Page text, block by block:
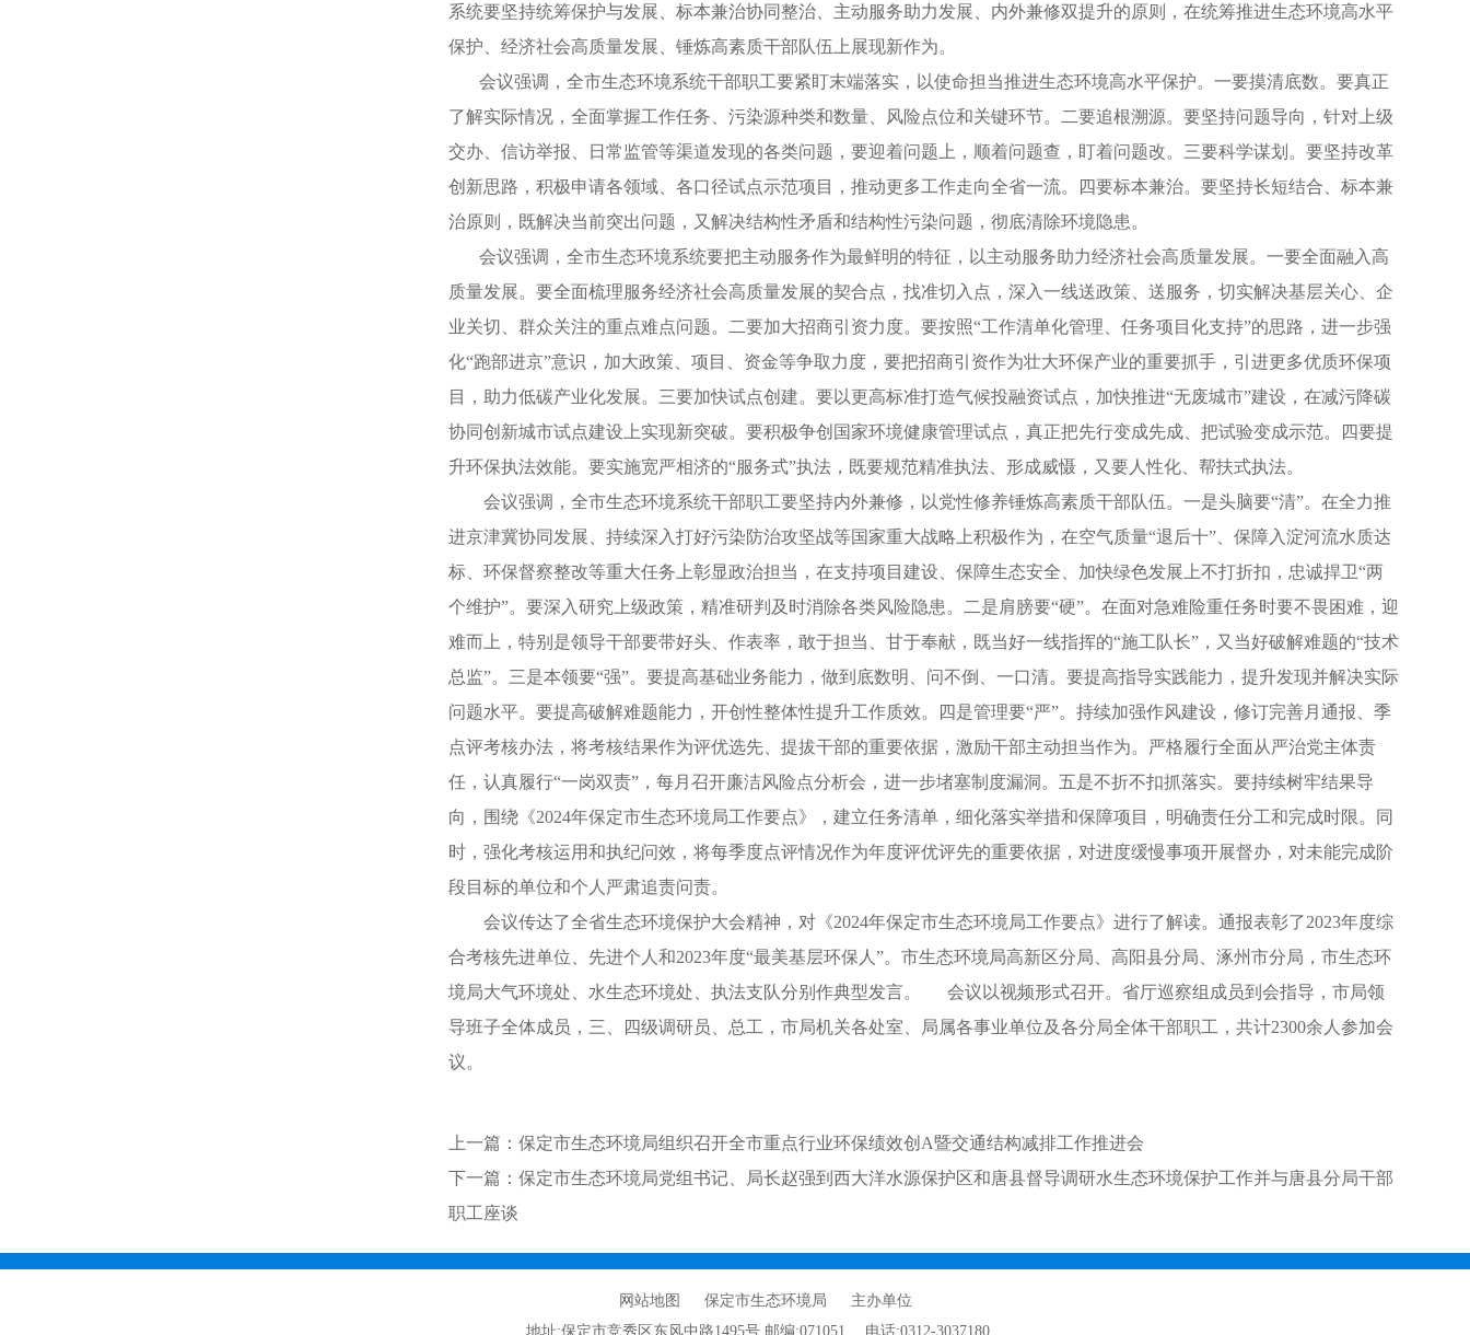
系统要坚持统筹保护与发展、标本兼治协同整治、主动服务助力发展、内外兼修双提升的原则，在统筹推进生态环境高水平
保护、经济社会高质量发展、锤炼高素质干部队伍上展现新作为。
会议强调，全市生态环境系统干部职工要紧盯末端落实，以使命担当推进生态环境高水平保护。一要摸清底数。要真正
了解实际情况，全面掌握工作任务、污染源种类和数量、风险点位和关键环节。二要追根溯源。要坚持问题导向，针对上级
交办、信访举报、日常监管等渠道发现的各类问题，要迎着问题上，顺着问题查，盯着问题改。三要科学谋划。要坚持改革
创新思路，积极申请各领域、各口径试点示范项目，推动更多工作走向全省一流。四要标本兼治。要坚持长短结合、标本兼
治原则，既解决当前突出问题，又解决结构性矛盾和结构性污染问题，彻底清除环境隐患。
会议强调，全市生态环境系统要把主动服务作为最鲜明的特征，以主动服务助力经济社会高质量发展。一要全面融入高
质量发展。要全面梳理服务经济社会高质量发展的契合点，找准切入点，深入一线送政策、送服务，切实解决基层关心、企
业关切、群众关注的重点难点问题。二要加大招商引资力度。要按照“工作清单化管理、任务项目化支持”的思路，进一步强
化“跑部进京”意识，加大政策、项目、资金等争取力度，要把招商引资作为壮大环保产业的重要抓手，引进更多优质环保项
目，助力低碳产业化发展。三要加快试点创建。要以更高标准打造气候投融资试点，加快推进“无废城市”建设，在减污降碳
协同创新城市试点建设上实现新突破。要积极争创国家环境健康管理试点，真正把先行变成先成、把试验变成示范。四要提
升环保执法效能。要实施宽严相济的“服务式”执法，既要规范精准执法、形成威慑，又要人性化、帮扶式执法。
会议强调，全市生态环境系统干部职工要坚持内外兼修，以党性修养锤炼高素质干部队伍。一是头脑要“清”。在全力推
进京津冀协同发展、持续深入打好污染防治攻坚战等国家重大战略上积极作为，在空气质量“退后十”、保障入淀河流水质达
标、环保督察整改等重大任务上彰显政治担当，在支持项目建设、保障生态安全、加快绿色发展上不打折扣，忠诚捍卫“两
个维护”。要深入研究上级政策，精准研判及时消除各类风险隐患。二是肩膀要“硬”。在面对急难险重任务时要不畏困难，迎
难而上，特别是领导干部要带好头、作表率，敢于担当、甘于奉献，既当好一线指挥的“施工队长”，又当好破解难题的“技术
总监”。三是本领要“强”。要提高基础业务能力，做到底数明、问不倒、一口清。要提高指导实践能力，提升发现并解决实际
问题水平。要提高破解难题能力，开创性整体性提升工作质效。四是管理要“严”。持续加强作风建设，修订完善月通报、季
点评考核办法，将考核结果作为评优选先、提拔干部的重要依据，激励干部主动担当作为。严格履行全面从严治党主体责
任，认真履行“一岗双责”，每月召开廉洁风险点分析会，进一步堵塞制度漏洞。五是不折不扣抓落实。要持续树牢结果导
向，围绕《2024年保定市生态环境局工作要点》，建立任务清单，细化落实举措和保障项目，明确责任分工和完成时限。同
时，强化考核运用和执纪问效，将每季度点评情况作为年度评优评先的重要依据，对进度缓慢事项开展督办，对未能完成阶
段目标的单位和个人严肃追责问责。
会议传达了全省生态环境保护大会精神，对《2024年保定市生态环境局工作要点》进行了解读。通报表彰了2023年度综
合考核先进单位、先进个人和2023年度“最美基层环保人”。市生态环境局高新区分局、高阳县分局、涿州市分局，市生态环
境局大气环境处、水生态环境处、执法支队分别作典型发言。 会议以视频形式召开。省厅巡察组成员到会指导，市局领
导班子全体成员，三、四级调研员、总工，市局机关各处室、局属各事业单位及各分局全体干部职工，共计2300余人参加会
议。
上一篇：保定市生态环境局组织召开全市重点行业环保绩效创A暨交通结构减排工作推进会
下一篇：保定市生态环境局党组书记、局长赵强到西大洋水源保护区和唐县督导调研水生态环境保护工作并与唐县分局干部
职工座谈
网站地图
保定市生态环境局 主办单位
地址:保定市竞秀区东风中路1495号 邮编:071051 电话:0312-3037180